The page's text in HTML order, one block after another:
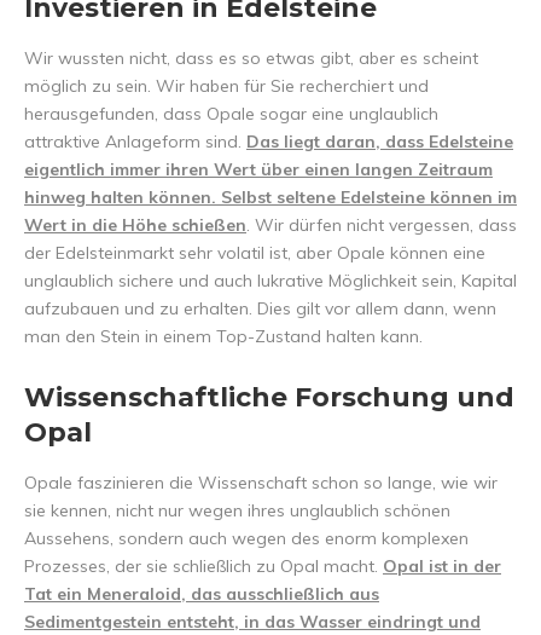
Investieren in Edelsteine
Wir wussten nicht, dass es so etwas gibt, aber es scheint
möglich zu sein. Wir haben für Sie recherchiert und
herausgefunden, dass Opale sogar eine unglaublich
attraktive Anlageform sind. Das liegt daran, dass Edelsteine
eigentlich immer ihren Wert über einen langen Zeitraum
hinweg halten können. Selbst seltene Edelsteine können im
Wert in die Höhe schießen. Wir dürfen nicht vergessen, dass
der Edelsteinmarkt sehr volatil ist, aber Opale können eine
unglaublich sichere und auch lukrative Möglichkeit sein, Kapital
aufzubauen und zu erhalten. Dies gilt vor allem dann, wenn
man den Stein in einem Top-Zustand halten kann.
Wissenschaftliche Forschung und
Opal
Opale faszinieren die Wissenschaft schon so lange, wie wir
sie kennen, nicht nur wegen ihres unglaublich schönen
Aussehens, sondern auch wegen des enorm komplexen
Prozesses, der sie schließlich zu Opal macht. Opal ist in der
Tat ein Meneraloid, das ausschließlich aus
Sedimentgestein entsteht, in das Wasser eindringt und